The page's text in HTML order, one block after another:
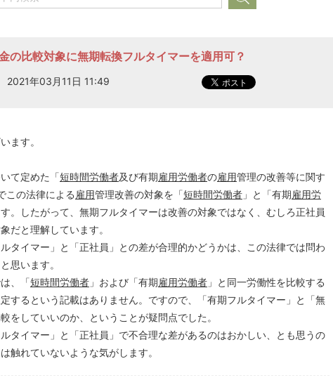
の比較対象に無期転換フルタイマーを適用可？
2021年03月11日 11:49
ます。
て定めた「短時間労働者及び有期雇用労働者の雇用管理の改善等に関す
この法律による 雇用管理改善の対象を「短時間労働者 」と「有期雇用労
。したがって、無期フルタイマーは改善の対象ではなく、むしろ正社員
だと理解しています。
タイマー」と「正社員」との差が合理的かどうかは、この法律では問わ
思います。
、「短時間労働者 」および「有期雇用労働者 」と同一労働性を比較する
するという記載はありません。ですので、「有期フルタイマー」と「無
をしていいのか、ということが疑問点でした。
タイマー」と「正社員」で不合理な差があるのはおかしい、とも思うの
触れていないような気がします。